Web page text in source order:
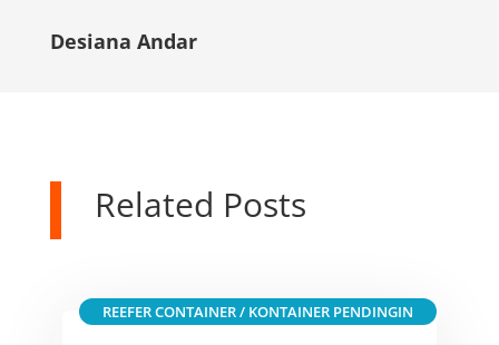
Desiana Andar
Related Posts
REEFER CONTAINER / KONTAINER PENDINGIN